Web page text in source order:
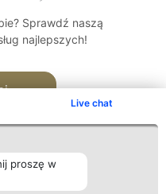
Live chat
proszę w
Sprawdź naszą
najlepszych!